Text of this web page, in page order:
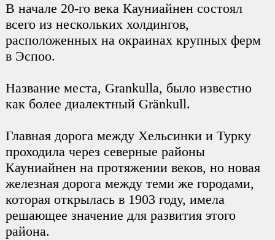
В начале 20-го века Кауниайнен состоял
всего из нескольких холдингов,
расположенных на окраинах крупных ферм
в Эспоо.
Название места, Grankulla, было известно
как более диалектный Gränkull.
Главная дорога между Хельсинки и Турку
проходила через северные районы
Кауниайнен на протяжении веков, но новая
железная дорога между теми же городами,
которая открылась в 1903 году, имела
решающее значение для развития этого
района.